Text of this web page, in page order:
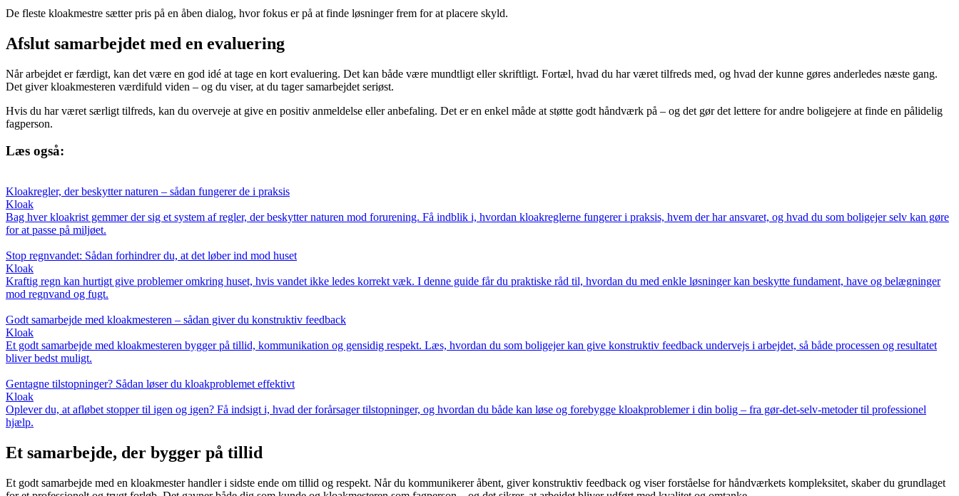
De fleste kloakmestre sætter pris på en åben dialog, hvor fokus er på at finde løsninger frem for at placere skyld.
Afslut samarbejdet med en evaluering
Når arbejdet er færdigt, kan det være en god idé at tage en kort evaluering. Det kan både være mundtligt eller skriftligt. Fortæl, hvad du har været tilfreds med, og hvad der kunne gøres anderledes næste gang.
Det giver kloakmesteren værdifuld viden – og du viser, at du tager samarbejdet seriøst.
Hvis du har været særligt tilfreds, kan du overveje at give en positiv anmeldelse eller anbefaling. Det er en enkel måde at støtte godt håndværk på – og det gør det lettere for andre boligejere at finde en pålidelig
fagperson.
Læs også:
Kloakregler, der beskytter naturen – sådan fungerer de i praksis
Kloak
Bag hver kloakrist gemmer der sig et system af regler, der beskytter naturen mod forurening. Få indblik i, hvordan kloakreglerne fungerer i praksis, hvem der har ansvaret, og hvad du som boligejer selv kan gøre
for at passe på miljøet.
Stop regnvandet: Sådan forhindrer du, at det løber ind mod huset
Kloak
Kraftig regn kan hurtigt give problemer omkring huset, hvis vandet ikke ledes korrekt væk. I denne guide får du praktiske råd til, hvordan du med enkle løsninger kan beskytte fundament, have og belægninger
mod regnvand og fugt.
Godt samarbejde med kloakmesteren – sådan giver du konstruktiv feedback
Kloak
Et godt samarbejde med kloakmesteren bygger på tillid, kommunikation og gensidig respekt. Læs, hvordan du som boligejer kan give konstruktiv feedback undervejs i arbejdet, så både processen og resultatet
bliver bedst muligt.
Gentagne tilstopninger? Sådan løser du kloakproblemet effektivt
Kloak
Oplever du, at afløbet stopper til igen og igen? Få indsigt i, hvad der forårsager tilstopninger, og hvordan du både kan løse og forebygge kloakproblemer i din bolig – fra gør-det-selv-metoder til professionel
hjælp.
Et samarbejde, der bygger på tillid
Et godt samarbejde med en kloakmester handler i sidste ende om tillid og respekt. Når du kommunikerer åbent, giver konstruktiv feedback og viser forståelse for håndværkets kompleksitet, skaber du grundlaget